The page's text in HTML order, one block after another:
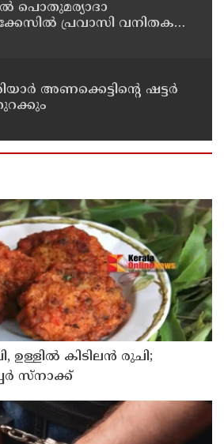
പൊതുമര്യാദാ
പ്രവാസി വനിതകള്‍
അണക്കെട്ടിൻ്റെ ഷട്ടർ
ഉള്ളിൽ കിടിലൻ രുചി;
സ്നാക്ക്